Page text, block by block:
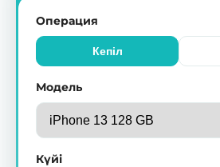
Операция
Кепіл
Модель
Күйі